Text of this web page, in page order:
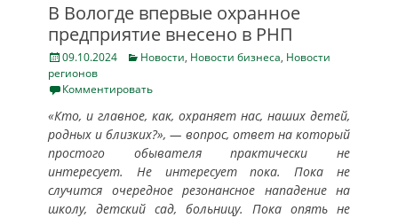
В Вологде впервые охранное
предприятие внесено в РНП
Posted
on
09.10.2024 Categories
Новости, Новости бизнеса, Новости
регионов
Комментировать
«Кто, и главное, как, охраняет нас, наших детей,
родных и близких?», — вопрос, ответ на который
простого обывателя практически не
интересует. Не интересует пока. Пока не
случится очередное резонансное нападение на
школу, детский сад, больницу. Пока опять не